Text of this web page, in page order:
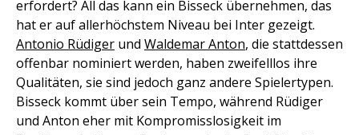
erfordert? All das kann ein Bisseck übernehmen, das
hat er auf allerhöchstem Niveau bei Inter gezeigt.
Antonio Rüdiger und Waldemar Anton, die stattdessen
offenbar nominiert werden, haben zweifelllos ihre
Qualitäten, sie sind jedoch ganz andere Spielertypen.
Bisseck kommt über sein Tempo, während Rüdiger
und Anton eher mit Kompromisslosigkeit im